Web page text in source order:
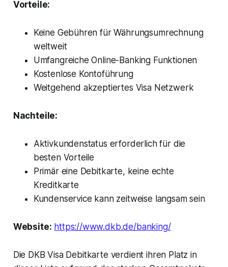
Vorteile:
Keine Gebühren für Währungsumrechnung
weltweit
Umfangreiche Online-Banking Funktionen
Kostenlose Kontoführung
Weitgehend akzeptiertes Visa Netzwerk
Nachteile:
Aktivkundenstatus erforderlich für die
besten Vorteile
Primär eine Debitkarte, keine echte
Kreditkarte
Kundenservice kann zeitweise langsam sein
Website: https://www.dkb.de/banking/
Die DKB Visa Debitkarte verdient ihren Platz in